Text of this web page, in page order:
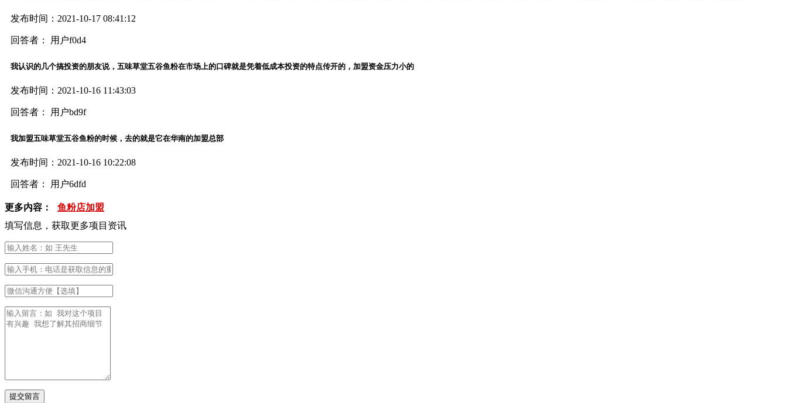
发布时间：2021-10-17 08:41:12
回答者： 用户f0d4
我认识的几个搞投资的朋友说，五味草堂五谷鱼粉在市场上的口碑就是凭着低成本投资的特点传开的，加盟资金压力小的
发布时间：2021-10-16 11:43:03
回答者： 用户bd9f
我加盟五味草堂五谷鱼粉的时候，去的就是它在华南的加盟总部
发布时间：2021-10-16 10:22:08
回答者： 用户6dfd
更多内容：
鱼粉店加盟
填写信息，获取更多项目资讯
提交留言